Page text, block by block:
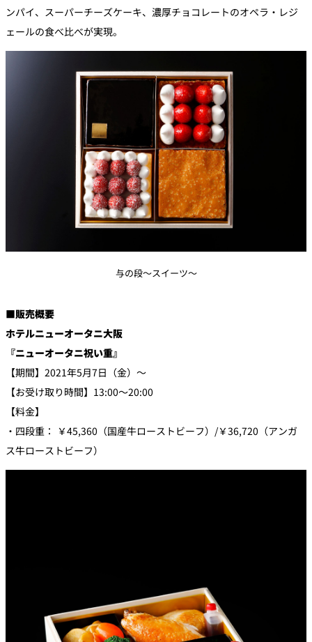
ンパイ、スーパーチーズケーキ、濃厚チョコレートのオペラ・レジ
ェールの食べ比べが実現。
与の段～スイーツ～
■販売概要
ホテルニューオータニ大阪
『ニューオータニ祝い重』
【期間】2021年5月7日（金）～
【お受け取り時間】13:00～20:00
【料金】
・四段重： ￥45,360（国産牛ローストビーフ）/￥36,720（アンガ
ス牛ローストビーフ）